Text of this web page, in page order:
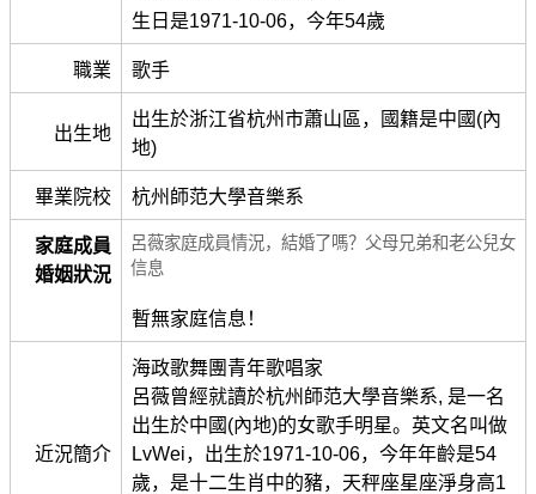
生日是1971-10-06，今年54歲
職業 歌手
出生地
出生於浙江省杭州市蕭山區，國籍是中國(內
地)
畢業院校 杭州師范大學音樂系
家庭成員
婚姻狀況
呂薇家庭成員情況，結婚了嗎？父母兄弟和老公兒女
信息
暫無家庭信息！
近況簡介
海政歌舞團青年歌唱家
呂薇曾經就讀於杭州師范大學音樂系, 是一名
出生於中國(內地)的女歌手明星。英文名叫做
LvWei，出生於1971-10-06，今年年齡是54
歲，是十二生肖中的豬，天秤座星座淨身高1